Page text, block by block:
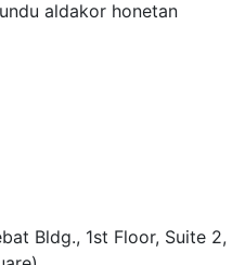
aldakor honetan
Bldg., 1st Floor, Suite 2,